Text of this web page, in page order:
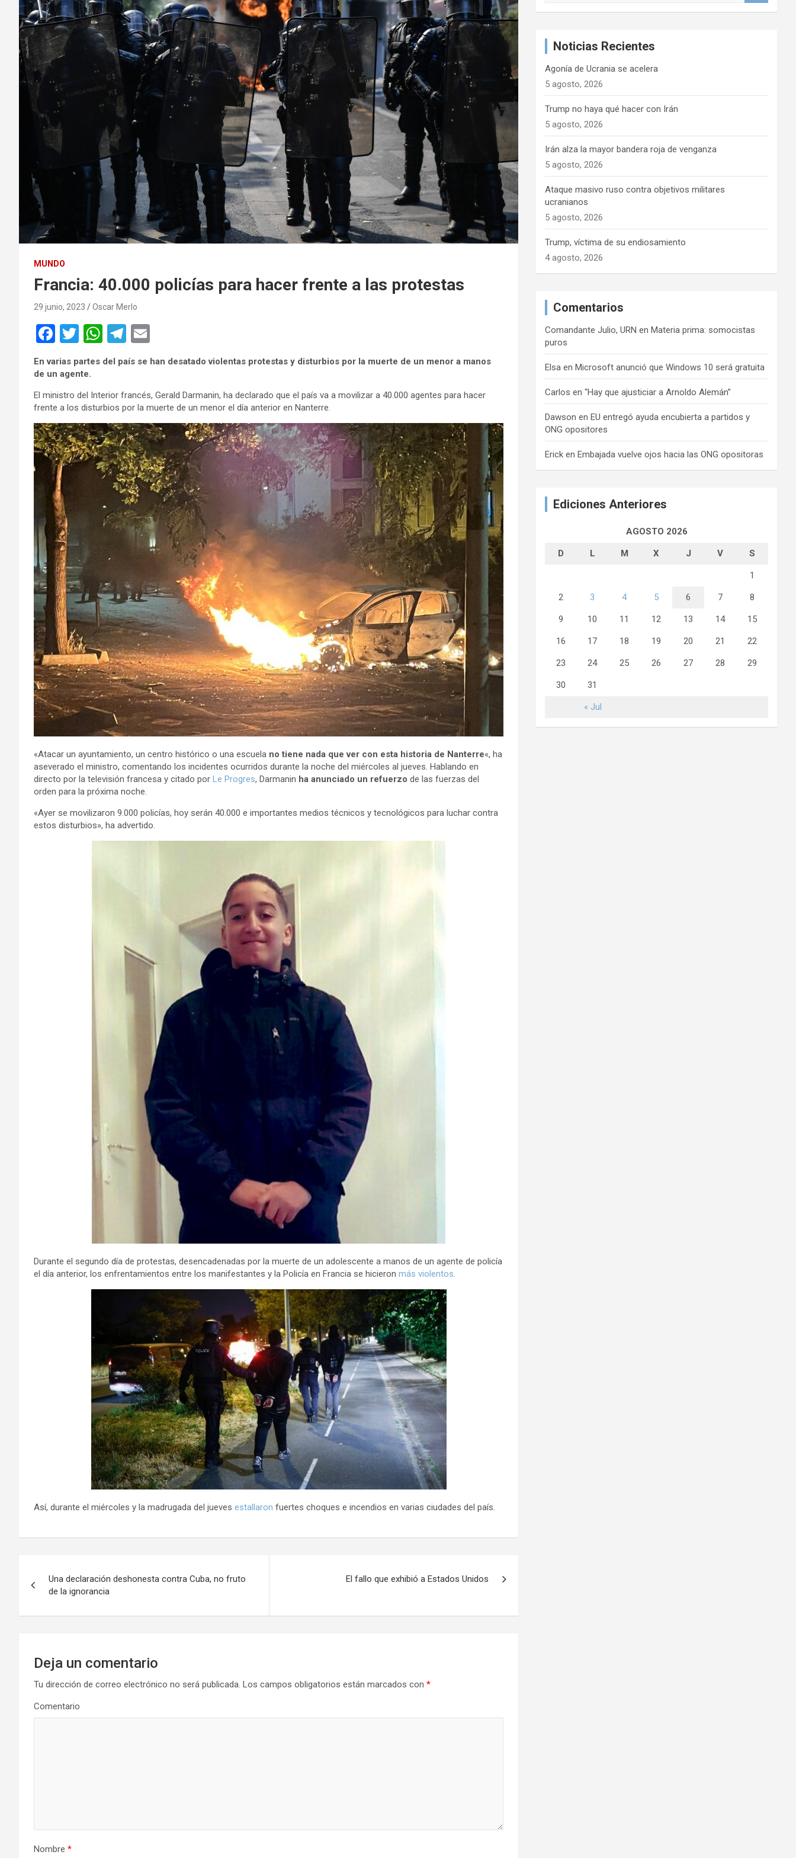
MUNDO
Francia: 40.000 policías para hacer frente a las protestas
29 junio, 2023 Oscar Merlo
F
a
ce
b
o
o
k
T
wi
tt
er
W
h
at
s
A
p
p
T
el
e
gr
a
m
m
ail
En varias partes del país se han desatado violentas protestas y disturbios por la muerte de un menor a manos
de un agente.
El ministro del Interior francés, Gerald Darmanin, ha declarado que el país va a movilizar a 40.000 agentes para hacer
frente a los disturbios por la muerte de un menor el día anterior en Nanterre.
«Atacar un ayuntamiento, un centro histórico o una escuela no tiene nada que ver con esta historia de Nanterre«, ha
aseverado el ministro, comentando los incidentes ocurridos durante la noche del miércoles al jueves. Hablando en
directo por la televisión francesa y citado por Le Progres, Darmanin ha anunciado un refuerzo de las fuerzas del
orden para la próxima noche.
«Ayer se movilizaron 9.000 policías, hoy serán 40.000 e importantes medios técnicos y tecnológicos para luchar contra
estos disturbios», ha advertido.
Durante el segundo día de protestas, desencadenadas por la muerte de un adolescente a manos de un agente de policía
el día anterior, los enfrentamientos entre los manifestantes y la Policía en Francia se hicieron más violentos.
Así, durante el miércoles y la madrugada del jueves estallaron fuertes choques e incendios en varias ciudades del país.
v
Una declaración deshonesta contra Cuba, no fruto
de la ignorancia
El fallo que exhibió a Estados Unidos
Deja un comentario
Tu dirección de correo electrónico no será publicada. Los campos obligatorios están marcados con *
Comentario
Nombre *
Noticias Recientes
Agonía de Ucrania se acelera
5 agosto, 2026
Trump no haya qué hacer con Irán
5 agosto, 2026
Irán alza la mayor bandera roja de venganza
5 agosto, 2026
Ataque masivo ruso contra objetivos militares
ucranianos
5 agosto, 2026
Trump, víctima de su endiosamiento
4 agosto, 2026
Comentarios
Comandante Julio, URN en Materia prima: somocistas
puros
Elsa en Microsoft anunció que Windows 10 será gratuita
Carlosen“Hay que ajusticiar a Arnoldo Alemán”
Dawson en EU entregó ayuda encubierta a partidos y
ONG opositores
Erick en Embajada vuelve ojos hacia las ONG opositoras
Ediciones Anteriores
AGOSTO 2026
D L M X J V S
« Jul
1
2 3 4 5 6 7 8
9 10 11 12 13 14 15
16 17 18 19 20 21 22
23 24 25 26 27 28 29
30 31